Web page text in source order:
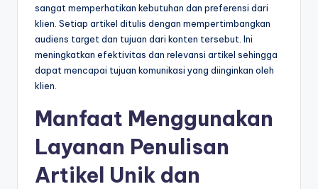
sangat memperhatikan kebutuhan dan preferensi dari
klien. Setiap artikel ditulis dengan mempertimbangkan
audiens target dan tujuan dari konten tersebut. Ini
meningkatkan efektivitas dan relevansi artikel sehingga
dapat mencapai tujuan komunikasi yang diinginkan oleh
klien.
Manfaat Menggunakan
Layanan Penulisan
Artikel Unik dan